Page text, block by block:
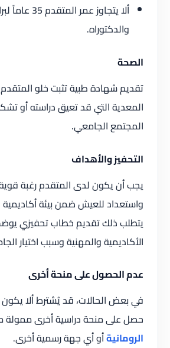
ألا يتجاوز عمر
والدكتوراه.
الصحة
تقديم شهادة طبية تثبت خلو
المعدية التي قد تعيق دراسته أو
المجتمع الجامعي.
التحفيز والأهداف
يجب أن يكون لدى المتقدم رغبة
واستعداد للعيش ضمن بيئة
يتطلب ذلك تقديم خطاب تحفيزي
الأكاديمية والمهنية وسبب اختيار
عدم الحصول على منحة أخرى
في بعض الحالات، قد يُشترط ألا
حصل على منحة دراسية أخرى ممولة
الرومانيةأو أي جهة رسمية أخرى.